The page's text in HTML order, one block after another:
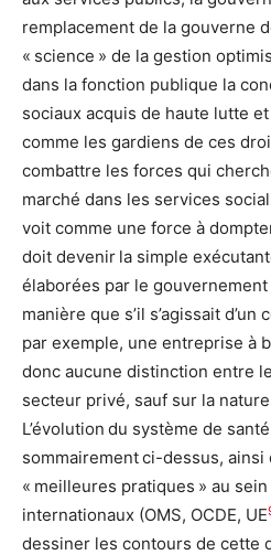
remplacement de la gouverne
« science » de la gestion
dans la fonction publique la
sociaux acquis de haute lutte
comme les gardiens de ces
combattre les forces qui
marché dans les services
voit comme une force à
doit devenir la simple
élaborées par le
manière que s’il s’agissait
par exemple, une entreprise à
donc aucune distinction entre
secteur privé, sauf sur la
L’évolution du système de
sommairement ci-dessus,
« meilleures pratiques » au
internationaux (OMS, OCDE, UE
dessiner les contours de cette